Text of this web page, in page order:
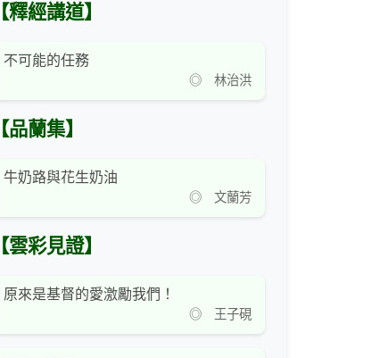
【釋經講道】
不可能的任務
◎ 林治洪
【品蘭集】
牛奶路與花生奶油
◎ 文蘭芳
【雲彩見證】
原來是基督的愛激勵我們！
◎ 王子硯